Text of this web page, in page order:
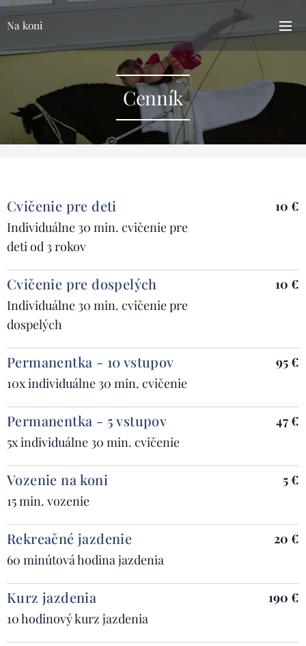
Na koni
Cenník
Cvičenie pre deti
Individuálne 30 min. cvičenie pre
deti od 3 rokov
10 €
Cvičenie pre dospelých
Individuálne 30 min. cvičenie pre
dospelých
10 €
Permanentka - 10 vstupov
10x individuálne 30 min. cvičenie
95 €
Permanentka - 5 vstupov
5x individuálne 30 min. cvičenie
47 €
Vozenie na koni
15 min. vozenie
5 €
Rekreačné jazdenie
60 minútová hodina jazdenia
20 €
Kurz jazdenia
10 hodinový kurz jazdenia
190 €